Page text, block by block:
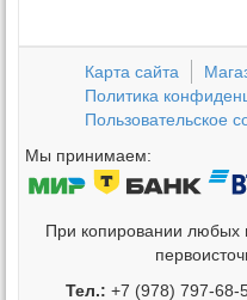
Карта сайта
Политика
Пользовательское
Мы принимаем:
При копировании любых
Тел.: +7 (978) 797-68-